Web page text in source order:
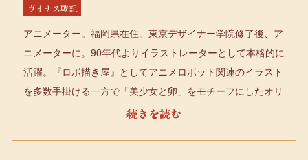
ヴイナス戦記
アニメーター。福岡県在住。東京デザイナー学院修了後、ア
ニメーターに。90年代よりイラストレーターとして本格的に
活躍。『ロボ描き屋』としてアニメロボット関連のイラスト
を多数手掛ける一方で「美少女と卵」をモチーフにしたオリ
ジナルイラストを精力的に発表し続けている。代表アニメ作